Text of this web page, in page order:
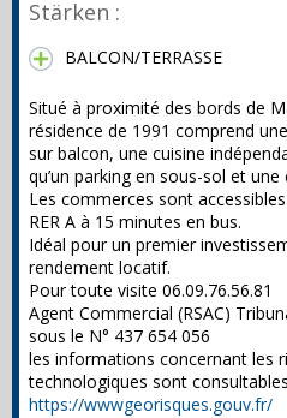
Stärken :
BALCON/TERRASSE
Situé à proximité des bords de
résidence de 1991 comprend
sur balcon, une cuisine
qu’un parking en sous-sol et une
Les commerces sont
RER A à 15 minutes en bus.
Idéal pour un premier
rendement locatif.
Pour toute visite 06.09.76.56.81
Agent Commercial (RSAC)
sous le N° 437 654 056
les informations concernant les
technologiques sont
https://wwwgeorisques.gouv.fr/